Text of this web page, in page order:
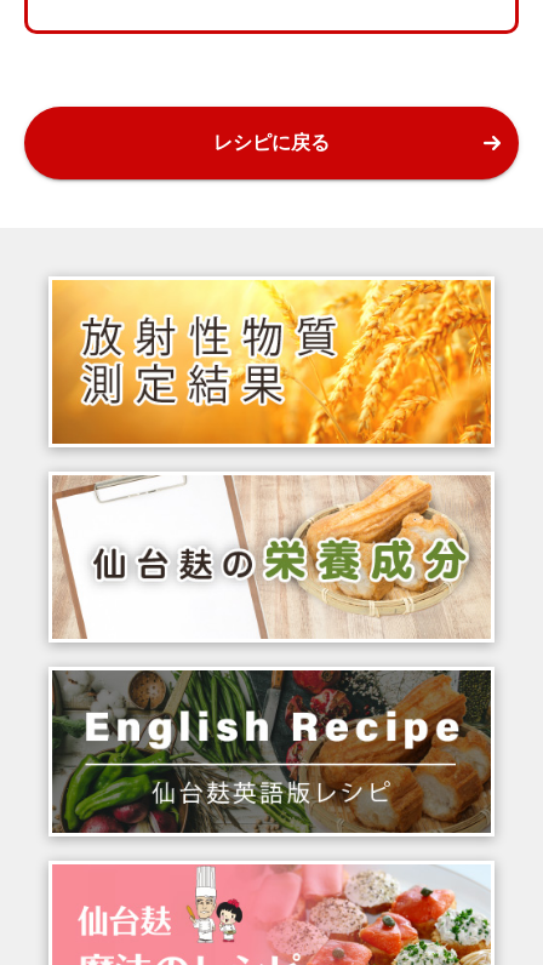
レシピに戻る